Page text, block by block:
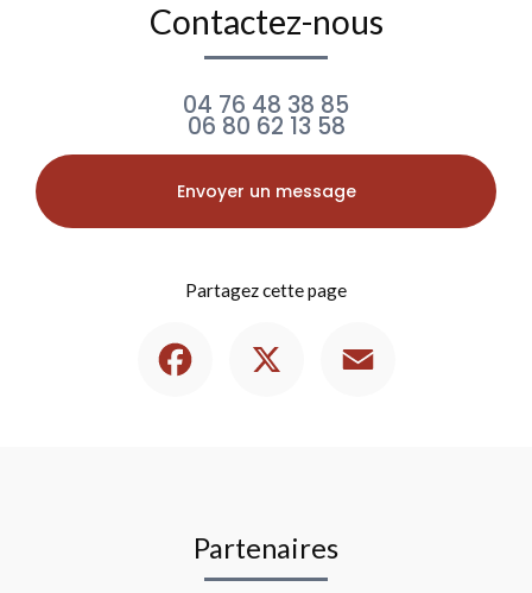
Contactez-nous
04 76 48 38 85
06 80 62 13 58
Envoyer un message
Partagez cette page
Partenaires